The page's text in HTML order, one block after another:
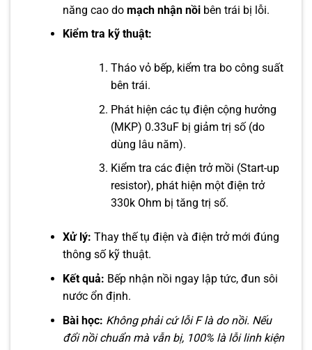
năng cao do mạch nhận nồibên trái bị lỗi.
Kiểm tra kỹ thuật:
Tháo vỏ bếp, kiểm tra bo công suất
bên trái.
Phát hiện các tụ điện cộng hưởng
(MKP) 0.33uF bị giảm trị số (do
dùng lâu năm).
Kiểm tra các điện trở mồi (Start-up
resistor), phát hiện một điện trở
330k Ohm bị tăng trị số.
Xử lý: Thay thế tụ điện và điện trở mới đúng
thông số kỹ thuật.
Kết quả: Bếp nhận nồi ngay lập tức, đun sôi
nước ổn định.
Bài học: Không phải cứ lỗi F là do nồi. Nếu
đổi nồi chuẩn mà vẫn bị, 100% là lỗi linh kiện